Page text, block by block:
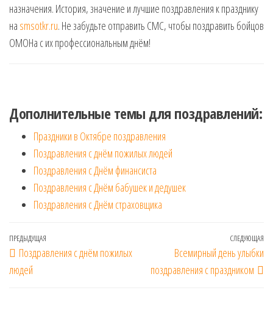
назначения. История, значение и лучшие поздравления к празднику
на smsotkr.ru. Не забудьте отправить СМС, чтобы поздравить бойцов
ОМОНа с их профессиональным днём!
Дополнительные темы для поздравлений:
Праздники в Октябре поздравления
Поздравления с днём пожилых людей
Поздравления с Днём финансиста
Поздравления с Днём бабушек и дедушек
Поздравления с Днём страховщика
Навигация
по
записям
Предыдущая
запись
ПРЕДЫДУЩАЯ
Поздравления с днём пожилых
людей
СЛЕДУЮЩАЯ
Всемирный день улыбки
поздравления с праздником